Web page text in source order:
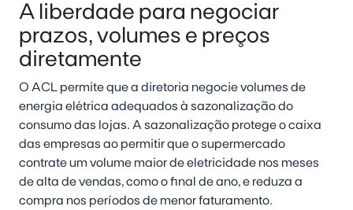
A liberdade para negociar
prazos, volumes e preços
diretamente
O ACL permite que a diretoria negocie volumes de
energia elétrica adequados à sazonalização do
consumo das lojas. A sazonalização protege o caixa
das empresas ao permitir que o supermercado
contrate um volume maior de eletricidade nos meses
de alta de vendas, como o final de ano, e reduza a
compra nos períodos de menor faturamento.